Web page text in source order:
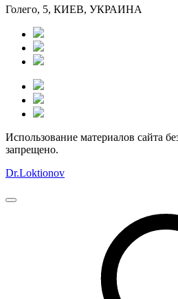
Голего, 5, КИЕВ, УКРАИНА
Использование материалов сайта
запрещено.
Dr.Loktionov